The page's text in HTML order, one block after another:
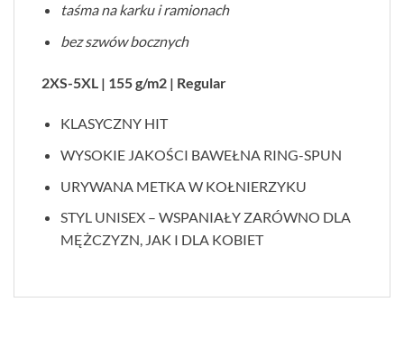
taśma na karku i ramionach
bez szwów bocznych
2XS-5XL | 155 g/m2 | Regular
KLASYCZNY HIT
WYSOKIE JAKOŚCI BAWEŁNA RING-SPUN
URYWANA METKA W KOŁNIERZYKU
STYL UNISEX – WSPANIAŁY ZARÓWNO DLA
MĘŻCZYZN, JAK I DLA KOBIET